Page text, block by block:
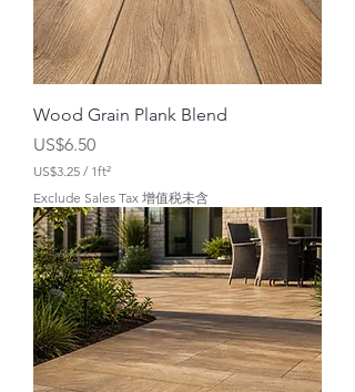
Wood Grain Plank Blend
價格
US$6.50
US$3.25 / 1ft²
1
平
方
英
尺
U
S
$
3
.
2
Exclude Sales Tax 增值税未含